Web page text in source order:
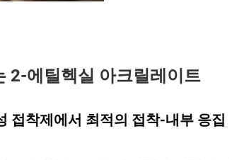
2-에틸헥실 아크릴레이트
접착제에서 최적의 접착-내부 응집